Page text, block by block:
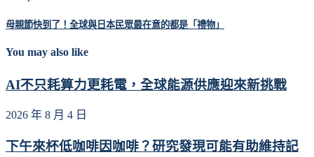
母親節快到了！全球與日本民眾最在意的都是「禮物」
You may also like
AI不只耗算力更耗電，全球能源供應迎來新挑戰
2026 年 8 月 4 日
下午來杯低咖啡因咖啡？研究發現可能有助維持記